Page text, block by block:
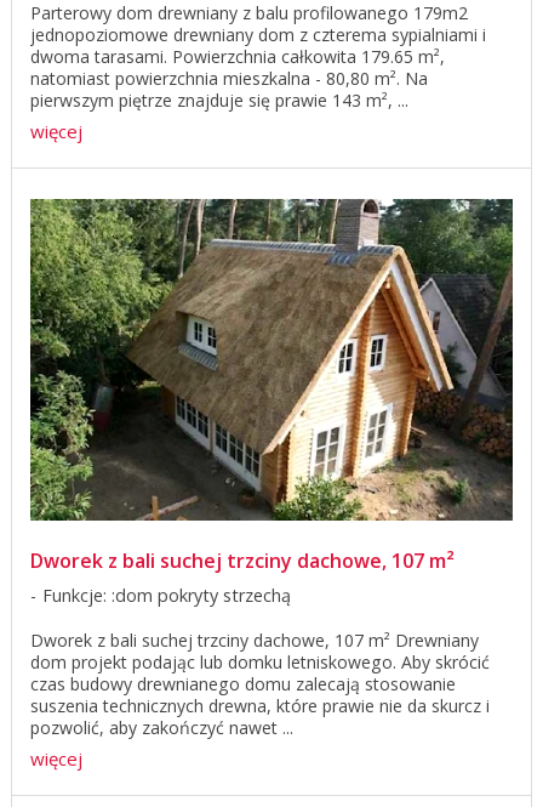
Parterowy dom drewniany z balu profilowanego 179m2
jednopoziomowe drewniany dom z czterema sypialniami i
dwoma tarasami. Powierzchnia całkowita 179.65 m²,
natomiast powierzchnia mieszkalna - 80,80 m². Na
pierwszym piętrze znajduje się prawie 143 m², ...
więcej
Dworek z bali suchej trzciny dachowe, 107 m²
Funkcje: :dom pokryty strzechą
Dworek z bali suchej trzciny dachowe, 107 m² Drewniany
dom projekt podając lub domku letniskowego. Aby skrócić
czas budowy drewnianego domu zalecają stosowanie
suszenia technicznych drewna, które prawie nie da skurcz i
pozwolić, aby zakończyć nawet ...
więcej